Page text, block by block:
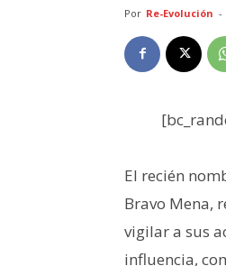
Por Re-Evolución -
El recién
Bravo Mena,
vigilar a sus
influencia,